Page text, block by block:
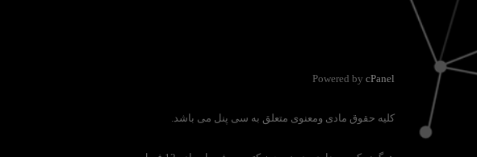
Powered by cPanel
کلیه حقوق مادی ومعنوی متعلق به سی پنل می باشد.